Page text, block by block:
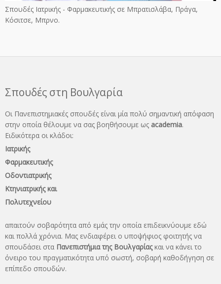
Σπουδές Ιατρικής - Φαρμακευτικής σε Μπρατισλάβα, Πράγα,
Κόσιτσε, Μπρνο.
Σπουδές στη Βουλγαρία
Οι Πανεπιστημιακές σπουδές είναι μία πολύ σημαντική απόφαση
στην οποία θέλουμε να σας βοηθήσουμε ως academia.
Ειδικότερα οι κλάδοι:
Ιατρικής
Φαρμακευτικής
Οδοντιατρικής
Κτηνιατρικής και
Πολυτεχνείου
απαιτούν σοβαρότητα από εμάς την οποία επιδεικνύουμε εδώ
και πολλά χρόνια. Μας ενδιαφέρει ο υποψήφιος φοιτητής να
σπουδάσει στα Πανεπιστήμια της Βουλγαρίαςκαι να κάνει το
όνειρo του πραγματικότητα υπό σωστή, σοβαρή καθοδήγηση σε
επίπεδο σπουδών.